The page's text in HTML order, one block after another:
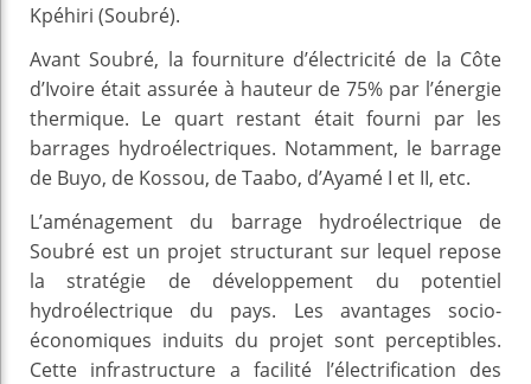
Kpéhiri (Soubré).
Avant Soubré, la fourniture d’électricité de la Côte
d’Ivoire était assurée à hauteur de 75% par l’énergie
thermique. Le quart restant était fourni par les
barrages hydroélectriques. Notamment, le barrage
de Buyo, de Kossou, de Taabo, d’Ayamé I et II, etc.
L’aménagement du barrage hydroélectrique de
Soubré est un projet structurant sur lequel repose
la stratégie de développement du potentiel
hydroélectrique du pays. Les avantages socio-
économiques induits du projet sont perceptibles.
Cette infrastructure a facilité l’électrification des